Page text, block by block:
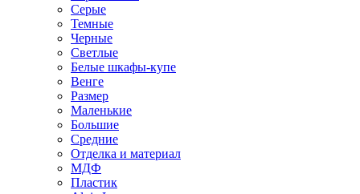
Серые
Темные
Черные
Светлые
Белые шкафы-купе
Венге
Размер
Маленькие
Большие
Средние
Отделка и материал
МДФ
Пластик